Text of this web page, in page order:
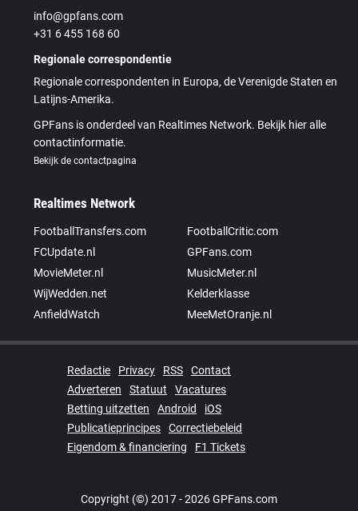
info@gpfans.com
+31 6 455 168 60
Regionale correspondentie
Regionale correspondenten in Europa, de Verenigde Staten en
Latijns-Amerika.
GPFans is onderdeel van Realtimes Network. Bekijk hier alle
contactinformatie.
Bekijk de contactpagina
Realtimes Network
FootballTransfers.com
FootballCritic.com
FCUpdate.nl
GPFans.com
MovieMeter.nl
MusicMeter.nl
WijWedden.net
Kelderklasse
AnfieldWatch
MeeMetOranje.nl
Redactie Privacy RSS
Contact
Adverteren
Statuut
Vacatures
Betting uitzetten
Android
iOS
Publicatieprincipes
Correctiebeleid
Eigendom & financiering
F1 Tickets
Copyright (©) 2017 - 2026 GPFans.com